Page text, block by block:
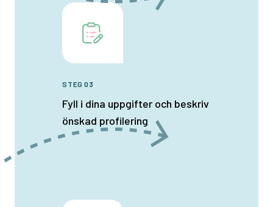
STEG 03
Fyll i dina uppgifter och beskriv
önskad profilering